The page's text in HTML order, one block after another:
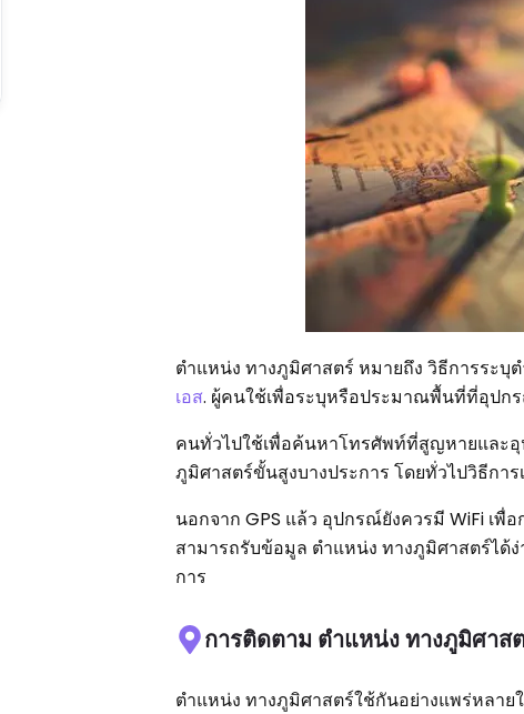
ตำแหน่ง ทางภูมิศาสตร์ หมายถึง วิธีการระ
เอส. ผู้คนใช้เพื่อระบุหรือประมาณพื้นที่ที่อุปก
คนทั่วไปใช้เพื่อค้นหาโทรศัพท์ที่สูญหายและ
ภูมิศาสตร์ขั้นสูงบางประการ โดยทั่วไปวิธีก
นอกจาก GPS แล้ว อุปกรณ์ยังควรมี WiFi เ
สามารถรับข้อมูล ตำแหน่ง ทางภูมิศาสตร์ได้
การ
การติดตาม ตำแหน่ง ทางภูมิศาส
ตำแหน่ง ทางภูมิศาสตร์ใช้กันอย่างแพร่หลา